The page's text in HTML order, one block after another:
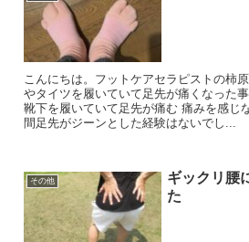
こんにちは。フットケアセラピストの柿
やタイツを履いていて足先が痛くなった
靴下を履いていて足先が痛む 痛みを感じ
間足先がジーンとした経験はないでし...
その他
ギックリ腰
た